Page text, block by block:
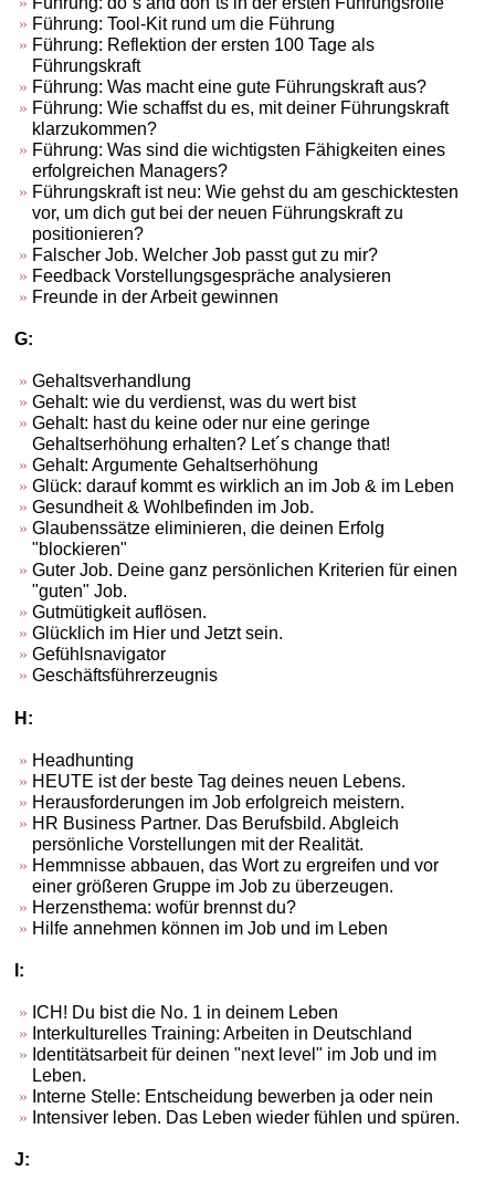
Führung: Tool-Kit rund um die Führung
Führung: Reflektion der ersten 100 Tage als
Führungskraft
Führung: Was macht eine gute Führungskraft aus?
Führung: Wie schaffst du es, mit deiner Führungskraft
klarzukommen?
Führung: Was sind die wichtigsten Fähigkeiten eines
erfolgreichen Managers?
Führungskraft ist neu: Wie gehst du am geschicktesten
vor, um dich gut bei der neuen Führungskraft zu
positionieren?
Falscher Job. Welcher Job passt gut zu mir?
Feedback Vorstellungsgespräche analysieren
Freunde in der Arbeit gewinnen
G:
Gehaltsverhandlung
Gehalt: wie du verdienst, was du wert bist
Gehalt: hast du keine oder nur eine geringe
Gehaltserhöhung erhalten? Let´s change that!
Gehalt: Argumente Gehaltserhöhung
Glück: darauf kommt es wirklich an im Job & im Leben
Gesundheit & Wohlbefinden im Job.
Glaubenssätze eliminieren, die deinen Erfolg
"blockieren"
Guter Job. Deine ganz persönlichen Kriterien für einen
"guten" Job.
Gutmütigkeit auflösen.
Glücklich im Hier und Jetzt sein.
Gefühlsnavigator
Geschäftsführerzeugnis
H:
Headhunting
HEUTE ist der beste Tag deines neuen Lebens.
Herausforderungen im Job erfolgreich meistern.
HR Business Partner. Das Berufsbild. Abgleich
persönliche Vorstellungen mit der Realität.
Hemmnisse abbauen, das Wort zu ergreifen und vor
einer größeren Gruppe im Job zu überzeugen.
Herzensthema: wofür brennst du?
Hilfe annehmen können im Job und im Leben
I:
ICH! Du bist die No. 1 in deinem Leben
Interkulturelles Training: Arbeiten in Deutschland
Identitätsarbeit für deinen "next level" im Job und im
Leben.
Interne Stelle: Entscheidung bewerben ja oder nein
Intensiver leben. Das Leben wieder fühlen und spüren.
J: